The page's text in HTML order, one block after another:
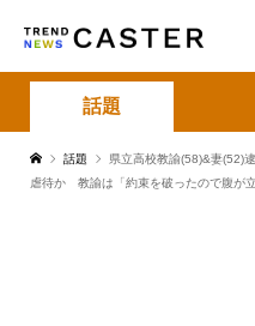
話題
話題
県立高校教諭(58)&妻(52)
虐待か 教諭は「約束を破ったので腹が立